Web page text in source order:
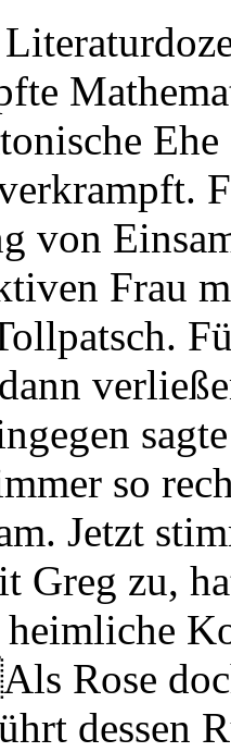
von
Frau
so
Jetzt
Greg zu,
heimliche
Rose
dessen